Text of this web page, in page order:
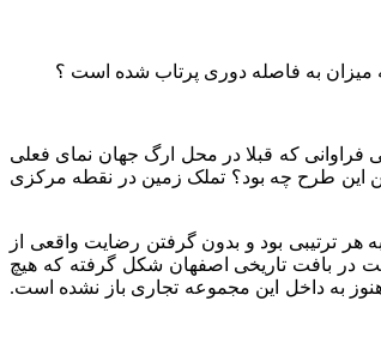
فراوانی که قبلا در محل ارگ جهان نمای فعلی
این طرح چه بود؟ تملک زمین در نقطه مرکزی
ترتیبی بود و بدون گرفتن رضایت واقعی از
در بافت تاریخی اصفهان شکل گرفته که هیچ
به داخل این مجموعه تجاری باز نشده است.